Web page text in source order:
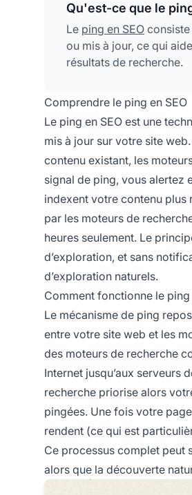
Qu'est-ce que le
Le ping en SEO
ou mis à jour, ce qui
résultats de recherche.
Comprendre le ping en SEO
Le ping en SEO est une
mis à jour sur votre site
contenu existant, les
signal de ping, vous alertez
indexent votre contenu plus
par les moteurs de
heures seulement. Le
d’exploration, et sans
d’exploration naturels.
Comment fonctionne le
Le mécanisme de ping
entre votre site web et les
des moteurs de recherche
Internet jusqu’aux serveurs
recherche priorise alors
pingées. Une fois votre
rendent (ce qui est
Ce processus complet peut
alors que la découverte